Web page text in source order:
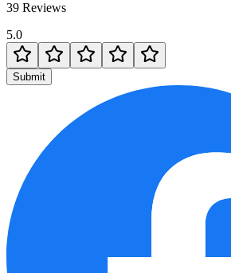
39 Reviews
5.0
Submit